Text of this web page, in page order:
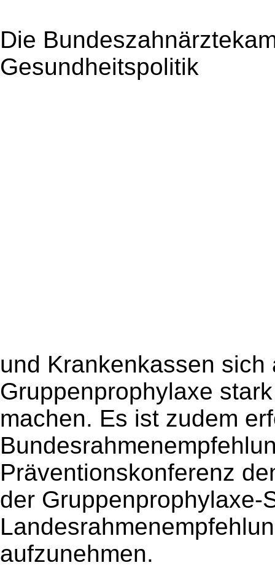
Die
Gesundheitspolitik
und Krankenkassen
Gruppenprophylaxe stark
machen. Es ist zudem
Präventionskonferenz
der Gruppenprophylaxe-
aufzunehmen.